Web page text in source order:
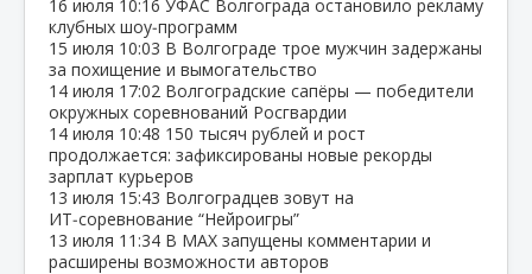
16 июля 10:16 УФАС Волгограда остановило рекламу
клубных шоу‑программ
15 июля 10:03 В Волгограде трое мужчин задержаны
за похищение и вымогательство
14 июля 17:02 Волгоградские сапёры — победители
окружных соревнований Росгвардии
14 июля 10:48 150 тысяч рублей и рост
продолжается: зафиксированы новые рекорды
зарплат курьеров
13 июля 15:43 Волгоградцев зовут на
ИТ‑соревнование “Нейроигры”
13 июля 11:34 В МАХ запущены комментарии и
расширены возможности авторов